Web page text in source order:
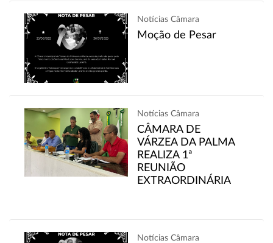
Notícias Câmara
Moção de Pesar
Notícias Câmara
CÂMARA DE
VÁRZEA DA PALMA
REALIZA 1ª
REUNIÃO
EXTRAORDINÁRIA
Notícias Câmara